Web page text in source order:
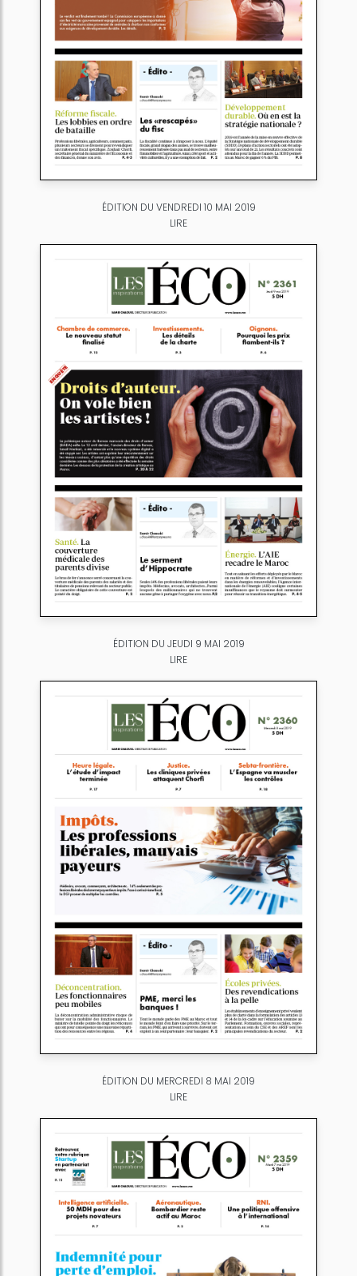
ÉDITION DU VENDREDI 10 MAI 2019
LIRE
ÉDITION DU JEUDI 9 MAI 2019
LIRE
ÉDITION DU MERCREDI 8 MAI 2019
LIRE